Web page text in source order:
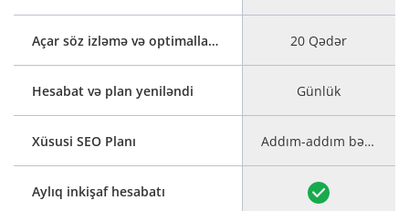
Açar söz izləmə və optimallaşdırma
Hesabat və plan yeniləndi
Xüsusi SEO Planı
Aylıq inkişaf hesabatı
20 Qədər
Günlük
Addım-addım bələdçi ilə